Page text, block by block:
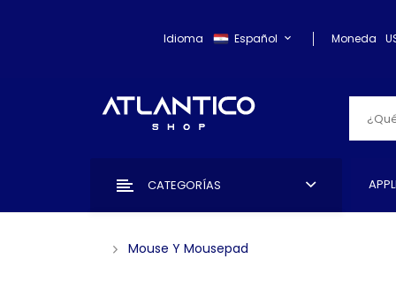
Idioma Español Moneda
CATEGORÍAS
Mouse Y Mousepad